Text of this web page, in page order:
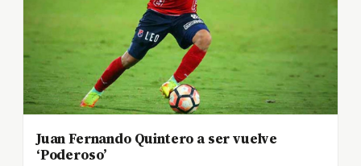
Juan Fernando Quintero a ser vuelve
‘Poderoso’